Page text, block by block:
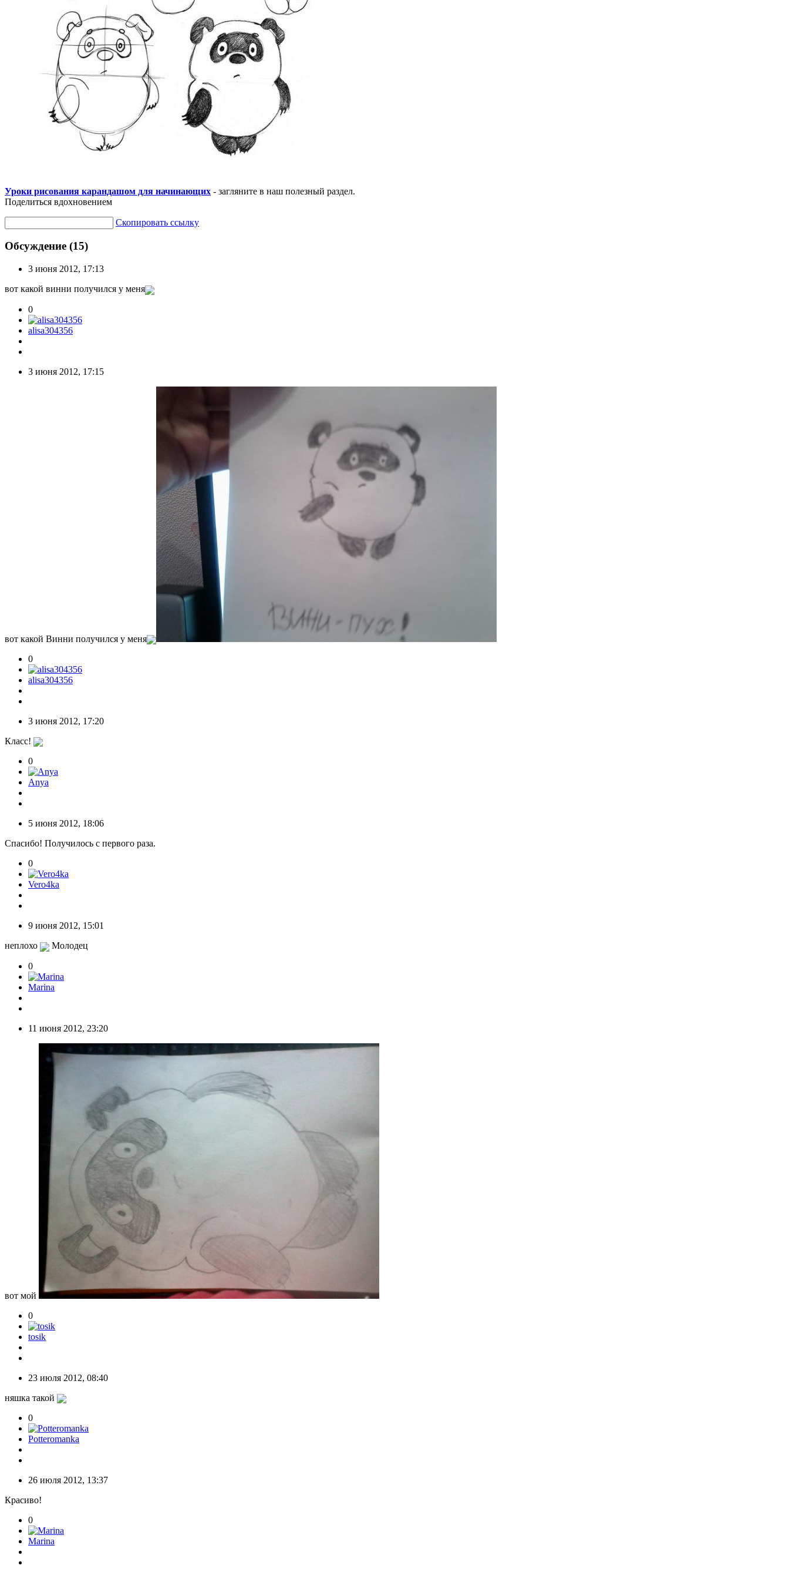
Уроки рисования карандашом для начинающих - загляните в наш полезный раздел.
Поделиться вдохновением
Скопировать ссылку
Обсуждение (15)
3 июня 2012, 17:13
вот какой винни получился у меня
0
alisa304356
3 июня 2012, 17:15
вот какой Винни получился у меня
0
alisa304356
3 июня 2012, 17:20
Класс!
0
Anya
5 июня 2012, 18:06
Спасибо! Получилось с первого раза.
0
Vero4ka
9 июня 2012, 15:01
неплохо
Молодец
0
Marina
11 июня 2012, 23:20
вот мой
0
tosik
23 июля 2012, 08:40
няшка такой
0
Potteromanka
26 июля 2012, 13:37
Красиво!
0
Marina